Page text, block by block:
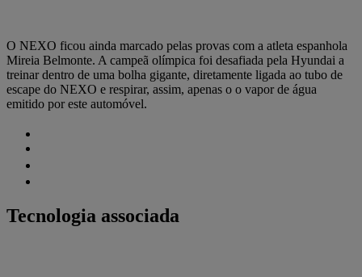
O NEXO ficou ainda marcado pelas provas com a atleta espanhola
Mireia Belmonte. A campeã olímpica foi desafiada pela Hyundai a
treinar dentro de uma bolha gigante, diretamente ligada ao tubo de
escape do NEXO e respirar, assim, apenas o o vapor de água
emitido por este automóvel.
Tecnologia associada